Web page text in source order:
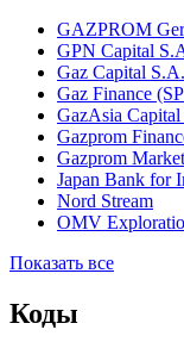
GAZPROM
GPN Capital
Gaz Capital
Gaz Finance
GazAsia Capital
Gazprom
Gazprom
Japan Bank for